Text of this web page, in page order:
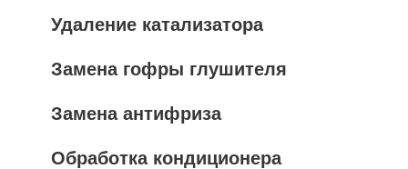
Удаление катализатора
Замена гофры глушителя
Замена антифриза
Обработка кондиционера